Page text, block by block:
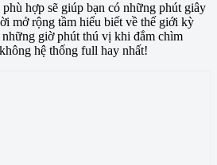
hợp sẽ giúp bạn có những phút giây
mở rộng tầm hiểu biết về thế giới kỳ
giờ phút thú vị khi đắm chìm
hệ thống full hay nhất!